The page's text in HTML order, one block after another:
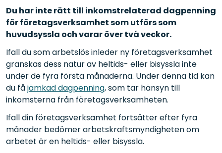
Du har inte rätt till inkomstrelaterad dagpenning
för företagsverksamhet som utförs som
huvudsyssla och varar över två veckor.
Ifall du som arbetslös inleder ny företagsverksamhet
granskas dess natur av heltids- eller bisyssla inte
under de fyra första månaderna. Under denna tid kan
du fåjämkad dagpenning, som tar hänsyn till
inkomsterna från företagsverksamheten.
Ifall din företagsverksamhet fortsätter efter fyra
månader bedömer arbetskraftsmyndigheten om
arbetet är en heltids- eller bisyssla.